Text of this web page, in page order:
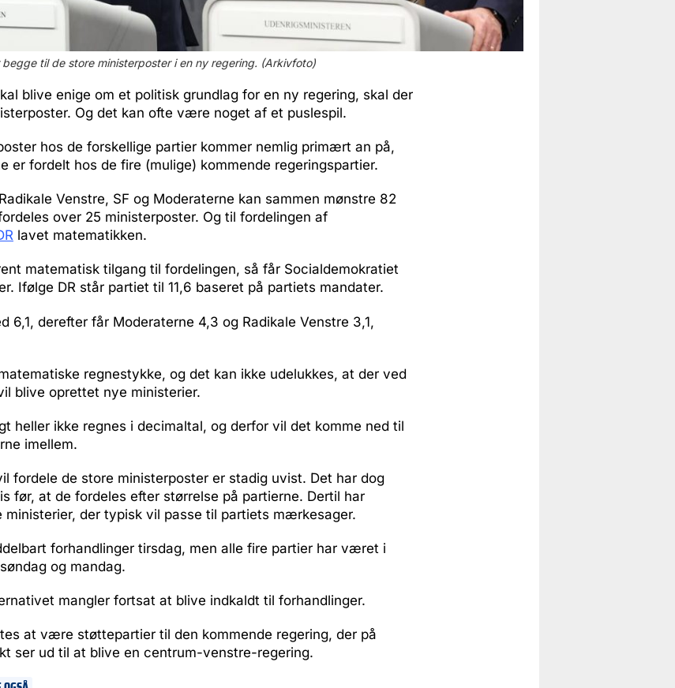
til de store ministerposter i en ny regering. (Arkivfoto)
blive enige om et politisk grundlag for en ny regering, skal der
Og det kan ofte være noget af et puslespil.
hos de forskellige partier kommer nemlig primært an på,
er fordelt hos de fire (mulige) kommende regeringspartier.
Venstre, SF og Moderaterne kan sammen mønstre 82
over 25 ministerposter. Og til fordelingen af
lavet matematikken.
matematisk tilgang til fordelingen, så får Socialdemokratiet
Ifølge DR står partiet til 11,6 baseret på partiets mandater.
6,1, derefter får Moderaterne 4,3 og Radikale Venstre 3,1,
regnestykke, og det kan ikke udelukkes, at der ved
blive oprettet nye ministerier.
heller ikke regnes i decimaltal, og derfor vil det komme ned til
imellem.
fordele de store ministerposter er stadig uvist. Det har dog
før, at de fordeles efter størrelse på partierne. Dertil har
ministerier, der typisk vil passe til partiets mærkesager.
forhandlinger tirsdag, men alle fire partier har været i
og mandag.
mangler fortsat at blive indkaldt til forhandlinger.
at være støttepartier til den kommende regering, der på
ser ud til at blive en centrum-venstre-regering.